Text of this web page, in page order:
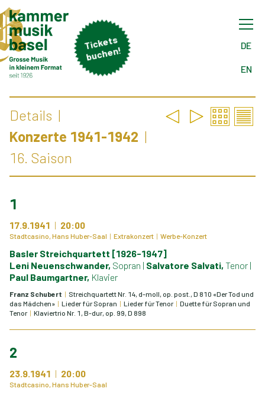
Tick
ets
buch
en! DE
EN
Details
Konzerte 1941-1942
16. Saison
1
17.9.1941 20:00
Stadtcasino, Hans Huber-Saal Extrakonzert Werbe-Konzert
Basler Streichquartett [1926-1947]
Leni Neuenschwander, Sopran | Salvatore Salvati, Tenor |
Paul Baumgartner, Klavier
Franz Schubert
Streichquartett Nr. 14, d-moll, op. post., D 810 «Der Tod und
das Mädchen»
Lieder für Sopran Lieder für Tenor
Duette für Sopran und
Tenor
Klaviertrio Nr. 1, B-dur, op. 99, D 898
2
23.9.1941 20:00
Stadtcasino, Hans Huber-Saal